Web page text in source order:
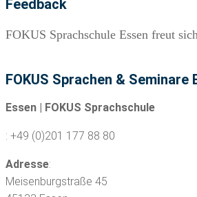
Feedback
FOKUS Sprachschule Essen freut
FOKUS Sprachen & Seminare
Essen | FOKUS Sprachschule
: +49 (0)201 177 88 80
Adresse:
Meisenburgstraße 45